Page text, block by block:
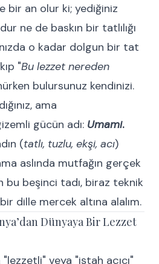
bir an olur ki; yediğiniz
ne de baskın bir tatlılığı
o kadar dolgun bir tat
"Bu lezzet nereden
bulursunuz kendinizi.
ama
gücün adı: Umami.
(tatlı, tuzlu, ekşi, acı)
aslında mutfağın gerçek
bu beşinci tadı, biraz teknik
dille mercek altına alalım.
Dünyaya Bir Lezzet
veya "iştah açıcı"